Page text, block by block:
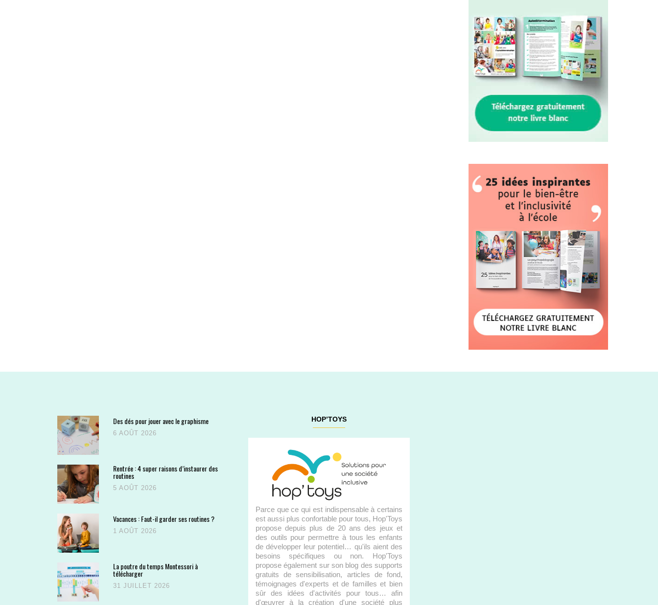
Des dés pour jouer avec le graphisme
6 AOÛT 2026
Rentrée : 4 super raisons d’instaurer des
routines
5 AOÛT 2026
Vacances : Faut-il garder ses routines ?
1 AOÛT 2026
La poutre du temps Montessori à
télécharger
31 JUILLET 2026
HOP’TOYS
Parce que ce qui est indispensable à certains
est aussi plus confortable pour tous, Hop'Toys
propose depuis plus de 20 ans des jeux et
des outils pour permettre à tous les enfants
de développer leur potentiel… qu'ils aient des
besoins spécifiques ou non. Hop'Toys
propose également sur son blog des supports
gratuits de sensibilisation, articles de fond,
témoignages d'experts et de familles et bien
sûr des idées d'activités pour tous… afin
d'œuvrer à la création d'une société plus